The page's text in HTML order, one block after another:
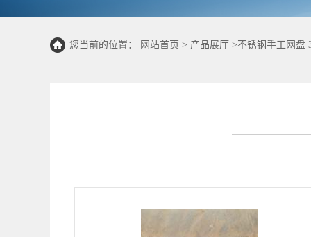
您当前的位置： 网站首页 > 产品展厅 >不锈钢手工网盘